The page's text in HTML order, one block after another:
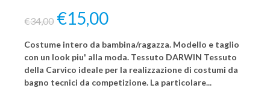
€34,00 €15,00
Costume intero da bambina/ragazza. Modello e taglio
con un look piu' alla moda. Tessuto DARWIN Tessuto
della Carvico ideale per la realizzazione di costumi da
bagno tecnici da competizione. La particolare...